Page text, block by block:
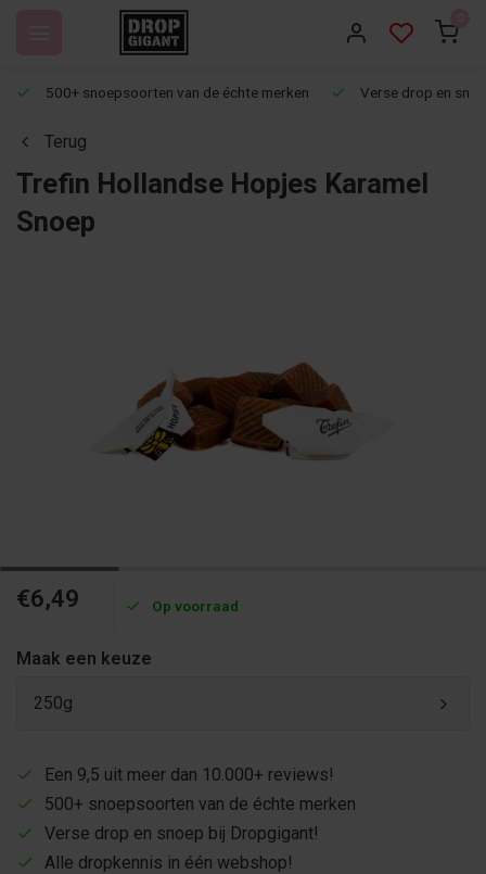
500+ snoepsoorten van de échte merken Verse drop en
Terug
Trefin Hollandse Hopjes Karamel
Snoep
€6,49 Op voorraad
Maak een keuze
250g
Een 9,5 uit meer dan 10.000+ reviews!
500+ snoepsoorten van de échte merken
Verse drop en snoep bij Dropgigant!
Alle dropkennis in één webshop!